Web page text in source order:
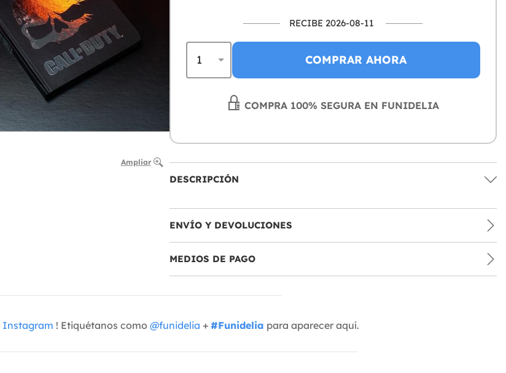
Ampliar
RECIBE 2026-08-11
COMPRAR AHORA
COMPRA 100% SEGURA EN FUNIDELIA
DESCRIPCIÓN
ENVÍO Y DEVOLUCIONES
MEDIOS DE PAGO
Instagram ! Etiquétanos como @funidelia + #Funidelia para aparecer aquí.